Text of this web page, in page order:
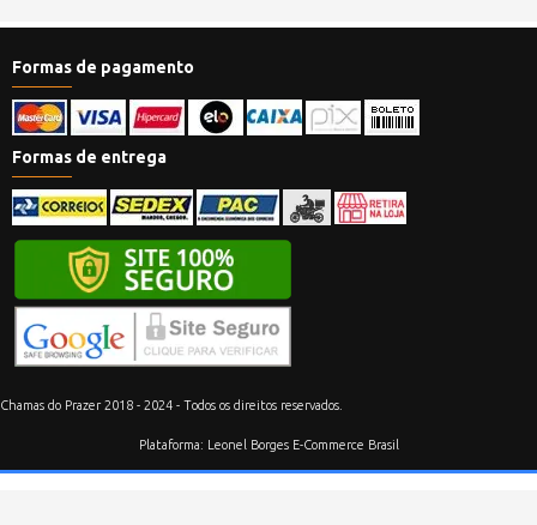
Formas de pagamento
Formas de entrega
Chamas do Prazer 2018 - 2024 - Todos os direitos reservados.
Plataforma: Leonel Borges E-Commerce Brasil